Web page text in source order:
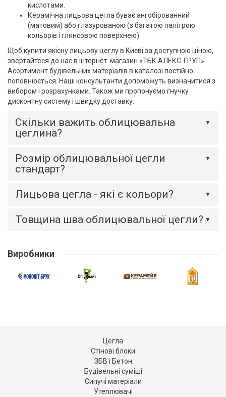
кислотами.
Керамічна лицьова цегла буває ангобірованний
(матовим) або глазурованою (з багатою палітрою
кольорів і глянсовою поверхнею).
Щоб купити якісну лицьову цеглу в Києві за доступною ціною,
звертайтеся до нас в інтернет-магазин «ТБК АЛЕКС-ГРУП».
Асортимент будівельних матеріалів в каталозі постійно
поповнюється. Наші консультанти допоможуть визначитися з
вибором і розрахунками. Також ми пропонуємо гнучку
дисконтну систему і швидку доставку.
Скільки важить облицювальна
цеглина?
▼
Розмір облицювальної цегли
стандарт?
▼
Лицьова цегла - які є кольори? ▼
Товщина шва облицювальної цегли? ▼
Виробники
Цегла
Стінові блоки
ЗБВ і Бетон
Будівельні суміші
Сипучі матеріали
Утеплювачі